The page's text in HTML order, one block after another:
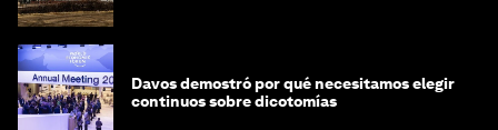
Davos demostró por qué necesitamos elegir
continuos sobre dicotomías